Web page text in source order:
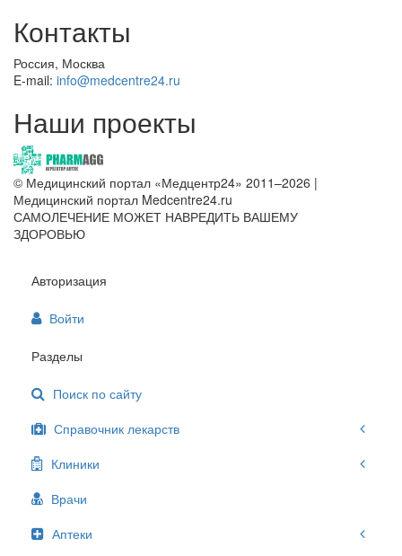
Контакты
Россия, Москва
E-mail: info@medcentre24.ru
Наши проекты
© Медицинский портал «Медцентр24» 2011–2026 |
Медицинский портал Medcentre24.ru
САМОЛЕЧЕНИЕ МОЖЕТ НАВРЕДИТЬ ВАШЕМУ
ЗДОРОВЬЮ
Авторизация
Войти
Разделы
Поиск по сайту
Справочник лекарств
Клиники
Врачи
Аптеки